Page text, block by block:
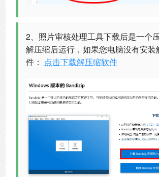
2、照片审核处理工具下载后是一个
解压缩后运行，如果您电脑没有安装
件： 点击下载解压缩软件